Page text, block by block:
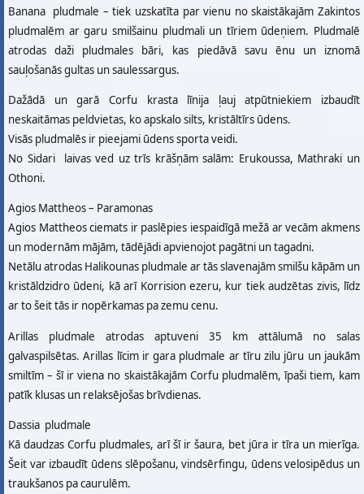
Banana pludmale – tiek uzskatīta par vienu no skaistākajām Zakintos
pludmalēm ar garu smilšainu pludmali un tīriem ūdeņiem. Pludmalē
atrodas daži pludmales bāri, kas piedāvā savu ēnu un iznomā
sauļošanās gultas un saulessargus.
Dažādā un garā Corfu krasta līnija ļauj atpūtniekiem izbaudīt
neskaitāmas peldvietas, ko apskalo silts, kristāltīrs ūdens.
Visās pludmalēs ir pieejami ūdens sporta veidi.
No Sidari laivas ved uz trīs krāšņām salām: Erukoussa, Mathraki un
Othoni.
Agios Mattheos – Paramonas
Agios Mattheos ciemats ir paslēpies iespaidīgā mežā ar vecām akmens
un modernām mājām, tādējādi apvienojot pagātni un tagadni.
Netālu atrodas Halikounas pludmale ar tās slavenajām smilšu kāpām un
kristāldzidro ūdeni, kā arī Korrision ezeru, kur tiek audzētas zivis, līdz
ar to šeit tās ir nopērkamas pa zemu cenu.
Arillas pludmale atrodas aptuveni 35 km attālumā no salas
galvaspilsētas. Arillas līcim ir gara pludmale ar tīru zilu jūru un jaukām
smiltīm – šī ir viena no skaistākajām Corfu pludmalēm, īpaši tiem, kam
patīk klusas un relaksējošas brīvdienas.
Dassia pludmale
Kā daudzas Corfu pludmales, arī šī ir šaura, bet jūra ir tīra un mierīga.
Šeit var izbaudīt ūdens slēpošanu, vindsērfingu, ūdens velosipēdus un
traukšanos pa caurulēm.